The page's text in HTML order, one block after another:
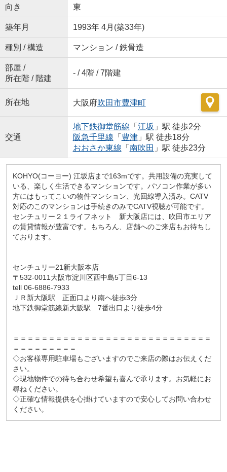
向き 東
築年月 1993年 4月(築33年)
種別 / 構造 マンション / 鉄骨造
部屋 /
所在階 / 階建
- / 4階 / 7階建
所在地 大阪府吹田市豊津町
交通
地下鉄御堂筋線 「 江坂 」駅 徒歩2分
阪急千里線 「 豊津」駅 徒歩18分
おおさか東線 「 南吹田 」駅 徒歩23分
KOHYO(コーヨー) 江坂店まで163mです。共用設備の充実して
いる、楽しく生活できるマンションです。パソコン作業が多い
方にはもってこいの物件マンション、光回線導入済み。CATV
対応のこのマンションは手続きのみでCATV視聴が可能です。
センチュリー２１ライフネット 新大阪店には、吹田市エリア
の賃貸情報が豊富です。もちろん、店舗へのご来店もお待ちし
ております。
センチュリー21新大阪本店
〒532-0011大阪市淀川区西中島5丁目6-13
tell 06-6886-7933
ＪＲ新大阪駅 正面口より南へ徒歩3分
地下鉄御堂筋線新大阪駅 7番出口より徒歩4分
＝＝＝＝＝＝＝＝＝＝＝＝＝＝＝＝＝＝＝＝＝＝＝＝＝＝＝＝
＝＝＝＝＝＝＝＝＝
◇お客様専用駐車場もございますのでご来店の際はお伝えくだ
さい。
◇現地物件での待ち合わせ希望も喜んで承ります。お気軽にお
尋ねください。
◇正確な情報提供を心掛けていますので安心してお問い合わせ
ください。